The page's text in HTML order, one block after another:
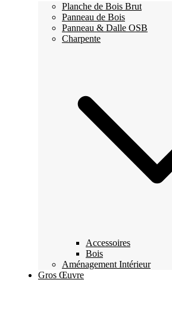
Planche de Bois Brut
Panneau de Bois
Panneau & Dalle OSB
Charpente
Accessoires
Bois
Aménagement Intérieur
Gros Œuvre